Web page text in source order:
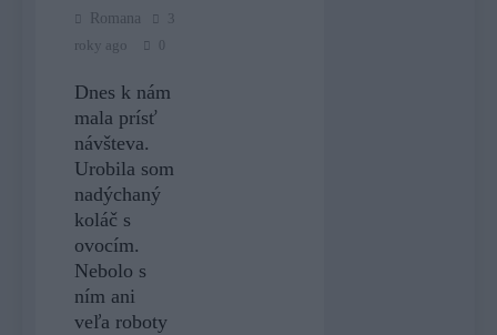
Romana
3
roky ago
Dnes k nám
mala prísť
návšteva.
Urobila som
nadýchaný
koláč s
ovocím.
Nebolo s
ním ani
veľa roboty